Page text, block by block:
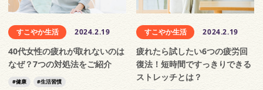
すこやか生活 2024.2.19
40代女性の疲れが取れないのは
なぜ？7つの対処法をご紹介
健康 生活習慣
すこやか生活 2024.2.19
疲れたら試したい6つの疲労回
復法！短時間ですっきりできる
ストレッチとは？